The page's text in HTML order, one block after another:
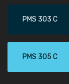
PMS 303 C
PMS 305 C